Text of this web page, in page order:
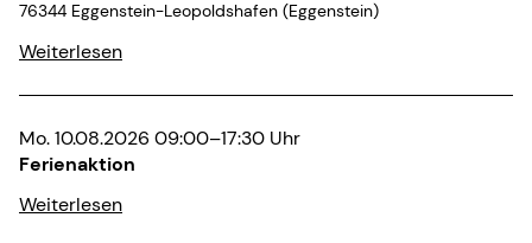
76344 Eggenstein-Leopoldshafen (Eggenstein)
Weiterlesen
Mo. 10.08.2026 09:00–17:30 Uhr
Ferienaktion
Weiterlesen